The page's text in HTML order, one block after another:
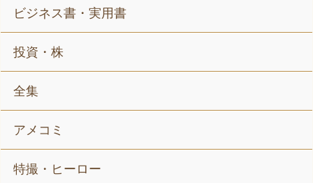
ビジネス書・実用書
投資・株
全集
アメコミ
特撮・ヒーロー